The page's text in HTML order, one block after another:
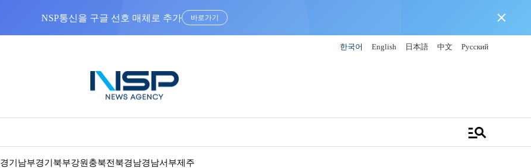
NSP통신을 구글 선호 매체로 추가 바로가기 close
한국어 English 日本語 中文 Русский
manage_search
경기남부경기북부강원 충북전북경남경남서부제주